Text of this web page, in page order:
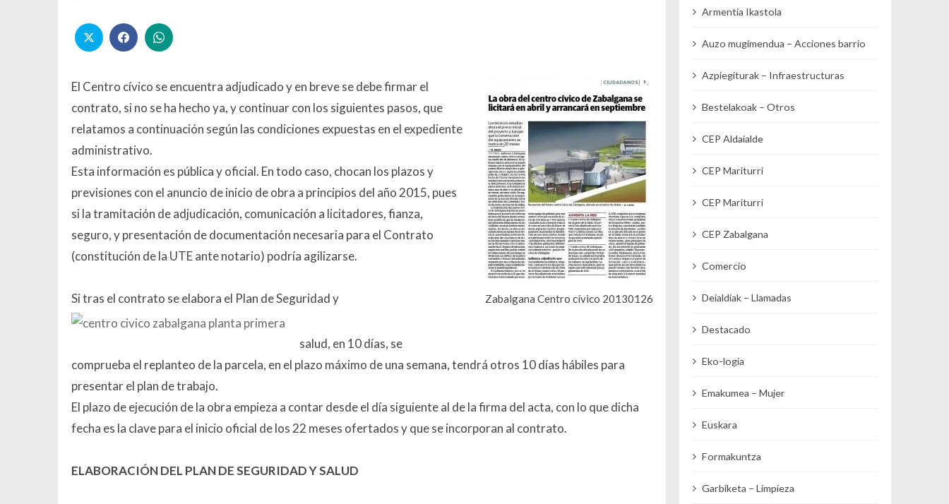
Zabalgana Centro cívico 20130126
El Centro cívico se encuentra adjudicado y en breve se debe firmar el
contrato, si no se ha hecho ya, y continuar con los siguientes pasos, que
relatamos a continuación según las condiciones expuestas en el expediente
administrativo.
Esta información es pública y oficial. En todo caso, chocan los plazos y
previsiones con el anuncio de inicio de obra a principios del año 2015, pues
si la tramitación de adjudicación, comunicación a licitadores, fianza,
seguro, y presentación de documentación necesaria para el Contrato
(constitución de la UTE ante notario) podría agilizarse.
Si tras el contrato se elabora el Plan de Seguridad y
salud, en 10 días, se
comprueba el replanteo de la parcela, en el plazo máximo de una semana, tendrá otros 10 días hábiles para
presentar el plan de trabajo.
El plazo de ejecución de la obra empieza a contar desde el día siguiente al de la firma del acta, con lo que dicha
fecha es la clave para el inicio oficial de los 22 meses ofertados y que se incorporan al contrato.
ELABORACIÓN DEL PLAN DE SEGURIDAD Y SALUD
Armentia Ikastola
Auzo mugimendua – Acciones barrio
Azpiegiturak – Infraestructuras
Bestelakoak – Otros
CEP Aldaialde
CEP Mariturri
CEP Mariturri
CEP Zabalgana
Comercio
Deialdiak – Llamadas
Destacado
Eko-logia
Emakumea – Mujer
Euskara
Formakuntza
Garbiketa – Limpieza